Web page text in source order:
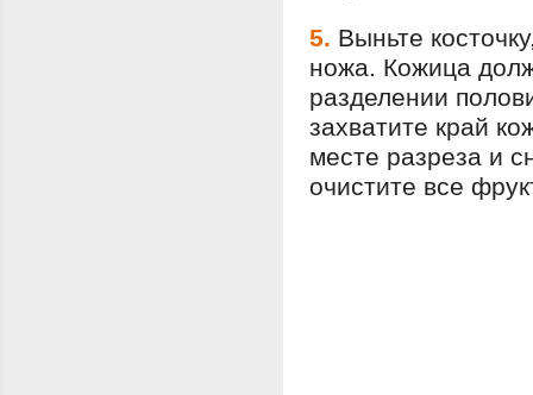
5. Выньте
ножа. Кожица
разделении
захватите край
месте разреза и
очистите все